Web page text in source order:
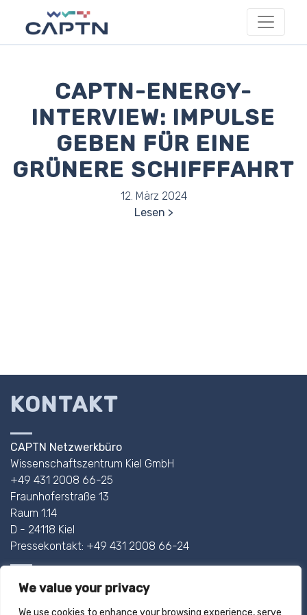
We value your privacy
We use cookies to enhance your browsing experience, serve
CAPTN-ENERGY-
INTERVIEW: IMPULSE
GEBEN FÜR EINE
GRÜNERE SCHIFFFAHRT
12. März 2024
Lesen
KONTAKT
CAPTN Netzwerkbüro
Wissenschaftszentrum Kiel GmbH
+49 431 2008 66-25
Fraunhoferstraße 13
Raum 1.14
D - 24118 Kiel
Pressekontakt: +49 431 2008 66-24